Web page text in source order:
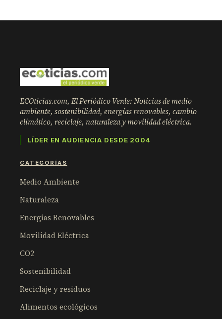
ECOticias.com, El Periódico Verde: Noticias de medio
ambiente, sostenibilidad, energías renovables, cambio
climático, reciclaje, naturaleza y movilidad eléctrica.
LÍDER EN AUDIENCIA DESDE 2004
CATEGORÍAS
Medio Ambiente
Naturaleza
Energías Renovables
Movilidad Eléctrica
CO2
Sostenibilidad
Reciclaje y residuos
Alimentos ecológicos